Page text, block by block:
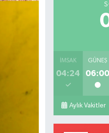
İMSAK
04:24
GÜNEŞ
06:00
Aylık Vakitler